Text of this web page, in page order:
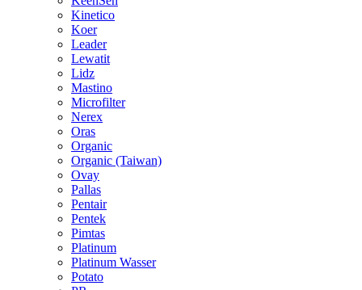
Kinetico
Koer
Leader
Lewatit
Lidz
Mastino
Microfilter
Nerex
Oras
Organic
Organic (Taiwan)
Ovay
Pallas
Pentair
Pentek
Pimtas
Platinum
Platinum Wasser
Potato